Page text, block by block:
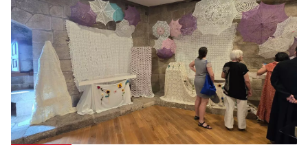
ORÁCULO DAS BURGAS
Horóscopo del día: jueves, 6 de agosto